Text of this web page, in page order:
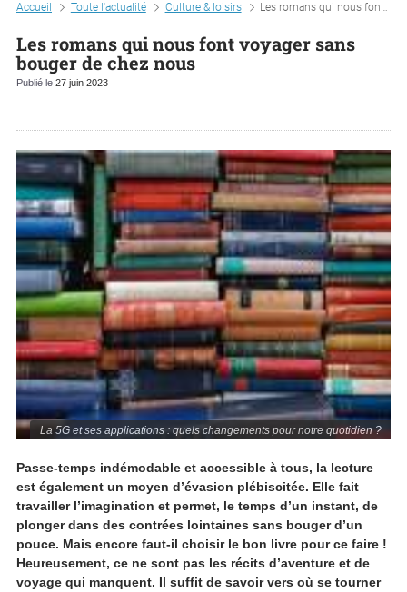
Accueil Toute l'actualité Culture & loisirs Les romans qui nous font voyager sans bouger de chez nous
Les romans qui nous font voyager sans
bouger de chez nous
Publié le 27 juin 2023
La 5G et ses applications : quels changements pour notre quotidien ?
Passe-temps indémodable et accessible à tous, la lecture
est également un moyen d’évasion plébiscitée. Elle fait
travailler l’imagination et permet, le temps d’un instant, de
plonger dans des contrées lointaines sans bouger d’un
pouce. Mais encore faut-il choisir le bon livre pour ce faire !
Heureusement, ce ne sont pas les récits d’aventure et de
voyage qui manquent. Il suffit de savoir vers où se tourner